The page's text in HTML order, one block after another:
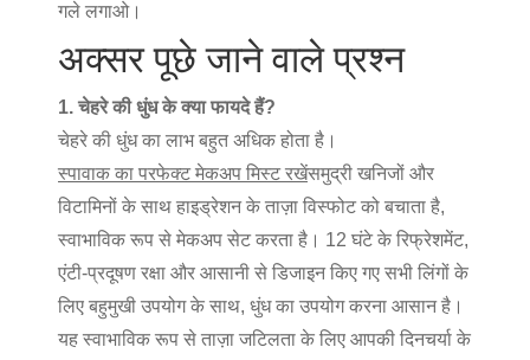
गले लगाओ।
अक्सर पूछे जाने वाले प्रश्न
1. चेहरे की धुंध के क्या फायदे हैं?
चेहरे की धुंध का लाभ बहुत अधिक होता है।
स्पावाक का परफेक्ट मेकअप मिस्ट रखेंसमुद्री खनिजों और
विटामिनों के साथ हाइड्रेशन के ताज़ा विस्फोट को बचाता है,
स्वाभाविक रूप से मेकअप सेट करता है। 12 घंटे के रिफ्रेशमेंट,
एंटी-प्रदूषण रक्षा और आसानी से डिजाइन किए गए सभी लिंगों के
लिए बहुमुखी उपयोग के साथ, धुंध का उपयोग करना आसान है।
यह स्वाभाविक रूप से ताज़ा जटिलता के लिए आपकी दिनचर्या के